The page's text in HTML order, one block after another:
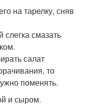
на тарелку, сняв
смазать
салат
то
поменять.
и сыром.